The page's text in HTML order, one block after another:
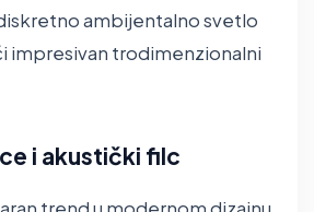
ambijentalno svetlo
impresivan trodimenzionalni
i akustički filc